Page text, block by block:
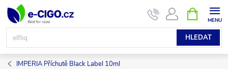
Přejít
obsah
HLEDAT
NÁKUPNÍ
KOŠÍK
IMPERIA Příchutě Black Label 10ml